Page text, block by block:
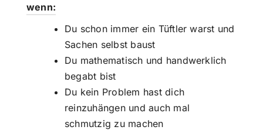
wenn:
Du schon immer ein Tüftler warst und
Sachen selbst baust
Du mathematisch und handwerklich
begabt bist
Du kein Problem hast dich
reinzuhängen und auch mal
schmutzig zu machen